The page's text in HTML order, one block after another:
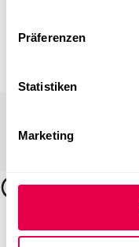
Präferenzen
Statistiken
Marketing